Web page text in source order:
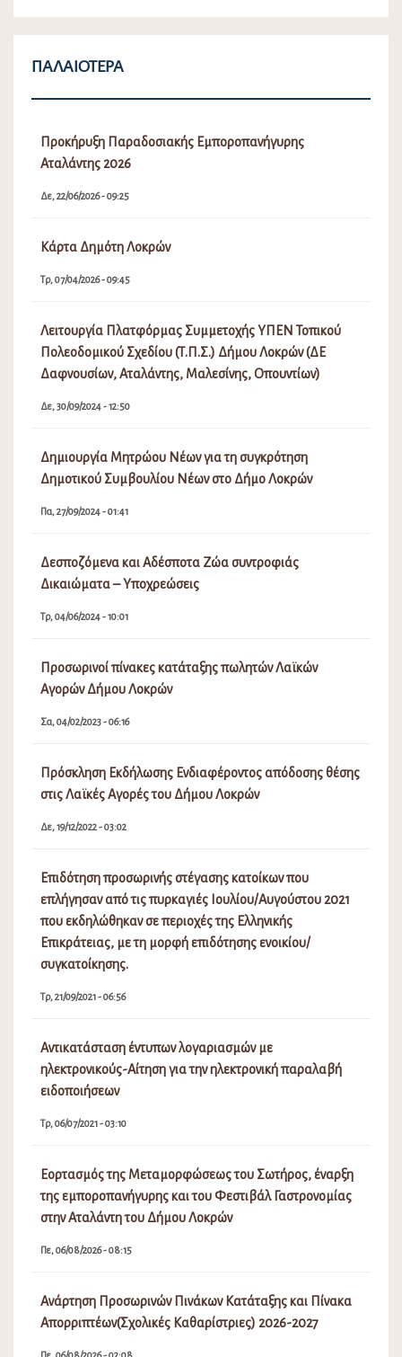
ΠΑΛΑΙΌΤΕΡΑ
Προκήρυξη Παραδοσιακής Εμποροπανήγυρης
Αταλάντης 2026
Δε, 22/06/2026 - 09:25
Κάρτα Δημότη Λοκρών
Τρ, 07/04/2026 - 09:45
Λειτουργία Πλατφόρμας Συμμετοχής ΥΠΕΝ Τοπικού
Πολεοδομικού Σχεδίου (Τ.Π.Σ.) Δήμου Λοκρών (ΔΕ
Δαφνουσίων, Αταλάντης, Μαλεσίνης, Οπουντίων)
Δε, 30/09/2024 - 12:50
Δημιουργία Μητρώου Νέων για τη συγκρότηση
Δημοτικού Συμβουλίου Νέων στο Δήμο Λοκρών
Πα, 27/09/2024 - 01:41
Δεσποζόμενα και Αδέσποτα Ζώα συντροφιάς
Δικαιώματα – Υποχρεώσεις
Τρ, 04/06/2024 - 10:01
Προσωρινοί πίνακες κατάταξης πωλητών Λαϊκών
Αγορών Δήμου Λοκρών
Σα, 04/02/2023 - 06:16
Πρόσκληση Εκδήλωσης Ενδιαφέροντος απόδοσης θέσης
στις Λαϊκές Αγορές του Δήμου Λοκρών
Δε, 19/12/2022 - 03:02
Επιδότηση προσωρινής στέγασης κατοίκων που
επλήγησαν από τις πυρκαγιές Ιουλίου/Αυγούστου 2021
που εκδηλώθηκαν σε περιοχές της Ελληνικής
Επικράτειας, με τη μορφή επιδότησης ενοικίου/
συγκατοίκησης.
Τρ, 21/09/2021 - 06:56
Αντικατάσταση έντυπων λογαριασμών με
ηλεκτρονικούς-Αίτηση για την ηλεκτρονική παραλαβή
ειδοποιήσεων
Τρ, 06/07/2021 - 03:10
Εορτασμός της Μεταμορφώσεως του Σωτήρος, έναρξη
της εμποροπανήγυρης και του Φεστιβάλ Γαστρονομίας
στην Αταλάντη του Δήμου Λοκρών
Πε, 06/08/2026 - 08:15
Ανάρτηση Προσωρινών Πινάκων Κατάταξης και Πίνακα
Απορριπτέων(Σχολικές Καθαρίστριες) 2026-2027